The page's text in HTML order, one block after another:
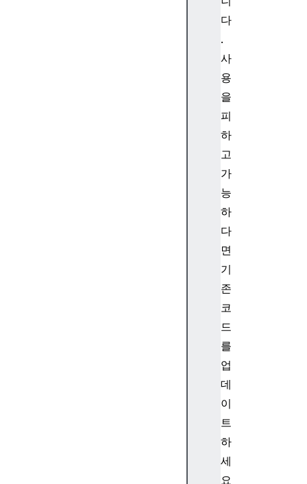
다
.
사
용
을
피
하
고
가
능
하
다
면
기
존
코
드
를
업
데
이
트
하
세
요